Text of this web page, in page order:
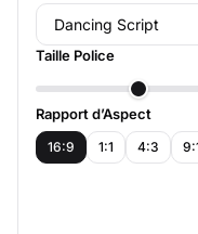
Taille Police
Rapport d’Aspect
16:9 1:1 4:3